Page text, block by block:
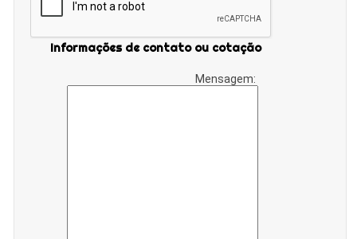
Informações de contato ou cotação
Mensagem: